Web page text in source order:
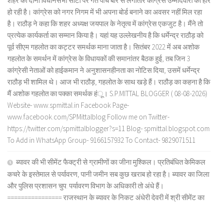
हो रही है। कांग्रेस को नगर निगम में भी अपना बोर्ड बनाने का अवसर नहीं मिल रहा
है। राठौड़ ने कहा कि शहर अध्यक्ष जयपाल के नेतृत्व में कांग्रेस एकजुट है। मैंने तो
प्रत्येक कार्यकर्ता का सम्मान किया है। यहां यह उल्लेखनीय है कि धर्मेन्द्र राठौड़ को
पूर्व सीएम गहलोत का कट्टर समर्थक माना जाता है। सितंबर 2022 में अब अशोक
गहलोत के समर्थन में कांग्रेस के विधायकों की समानांतर बैठक हुई, तब जिन 3
कांग्रेसी नेताओं को हाईकमान ने अनुशासनहीनता का नोटिस दिया, उसमें धर्मेन्द्र
राठौड़ भी शामिल थे। आज भी राठौड़, गहलोत के साथ खड़े हैं। राठौड़ का कहना है कि
मैं अशोक गहलोत का पक्का समर्थक हंू। S.P.MITTAL BLOGGER ( 08-08-2026)
Website- www.spmittal.in Facebook Page-
www.facebook.com/SPMittalblog Follow me on Twitter-
https://twitter.com/spmittalblogger?s=11 Blog- spmittal.blogspot.com
To Add in WhatsApp Group- 9166157932 To Contact- 9829071511
ब्यावर की भी सीमेंट फैक्ट्री से ग्रामीणों का जीना मुश्किल। प्रतिबंधित केमिकल
कचरे के इस्तेमाल से पर्यावरण, पानी जमीन सब कुछ खराब हो रहा है। ब्यावर का जिला
और पुलिस प्रशासन चुप: पर्यावरण विभाग के अधिकारी तो अंधे हैं।
================ राजस्थान के ब्यावर के निकट अंधेरी देवरी में श्री सीमेंट का